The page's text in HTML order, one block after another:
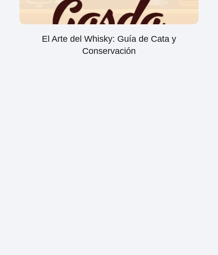
El Arte del Whisky: Guía de Cata y
Conservación